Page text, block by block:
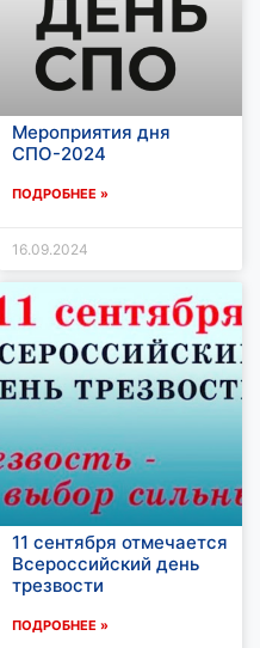
Мероприятия дня
СПО-2024
ПОДРОБНЕЕ »
16.09.2024
11 сентября отмечается
Всероссийский день
трезвости
ПОДРОБНЕЕ »